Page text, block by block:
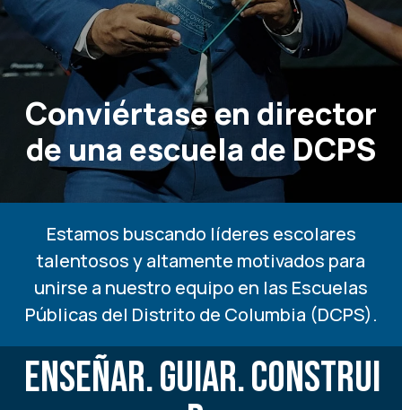
Conviértase en director
de una escuela de DCPS
Estamos buscando líderes escolares
talentosos y altamente motivados para
unirse a nuestro equipo en las Escuelas
Públicas del Distrito de Columbia (DCPS).
ENSEÑAR.GUIAR.CONSTRUI